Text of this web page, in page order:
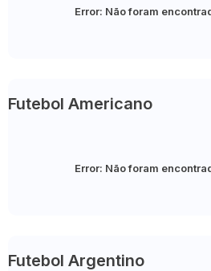
Error: Não foram
Futebol Americano
Error: Não foram
Futebol Argentino